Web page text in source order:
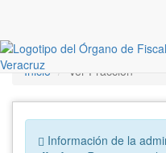
Inicio Ver Fracción
Error:
Información de la